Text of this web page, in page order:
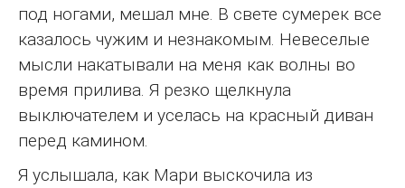
под ногами, мешал мне. В свете сумерек все
казалось чужим и незнакомым. Невеселые
мысли накатывали на меня как волны во
время прилива. Я резко щелкнула
выключателем и уселась на красный диван
перед камином.
Я услышала, как Мари выскочила из